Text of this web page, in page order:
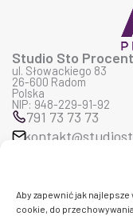
Aby zapewnić jak
cookie, do
Studio Sto Procent
ul. Słowackiego 83
26-600 Radom
Polska
NIP: 948-229-91-92
791 73 73 73
c
e
u
t
s
t